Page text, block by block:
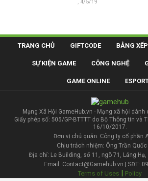
, 4/5/19
TRANG CHỦ GIFTCODE BẢNG
SỰ KIỆN GAME CÔNG NGHỆ
GAME ONLINE
Mạng Xã Hội GameHub.vn - Mạng xã hội
Giấy phép số: 505/GP-BTTTT do Bộ Thông tin và
16/10/2017.
Đơn vị chủ quản: Công ty cổ phần
Chịu trách nhiệm: Ông Trần Quốc
Địa chỉ: Le Building, số 11, ngõ 71, Láng Hạ,
Email: Contact@Gamehub.vn | SĐT:
Terms of Uses | Policy